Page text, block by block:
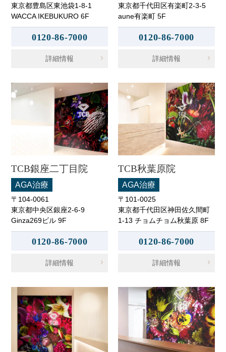
東京都豊島区東池袋1-8-1
WACCA IKEBUKURO 6F
0120-86-7000
詳細情報
東京都千代田区有楽町2-3-5
aune有楽町 5F
0120-86-7000
詳細情報
TCB銀座二丁目院
AGA治療
〒104-0061
東京都中央区銀座2-6-9
Ginza269ビル 9F
0120-86-7000
詳細情報
TCB秋葉原院
AGA治療
〒101-0025
東京都千代田区神田佐久間町
1-13 チョムチョム秋葉原 8F
0120-86-7000
詳細情報